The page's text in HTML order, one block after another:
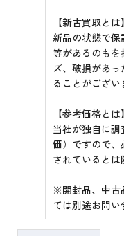
【新古買取とは】
新品の状態で
等があるのも
ズ、破損があ
ることがござい
【参考価格とは】
当社が独自に
価）ですので
されているとは
※開封品、中古
ては別途お問い